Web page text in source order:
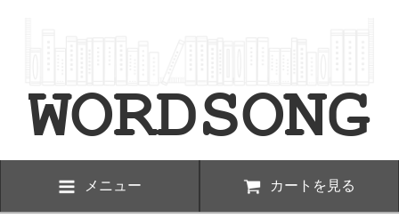
メニュー カートを見る